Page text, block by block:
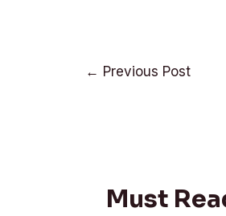
← Previous Post
Must